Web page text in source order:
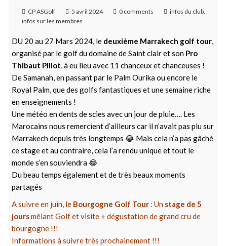
CP ASGolf 5 avril 2024 0 comments infos du club,
infos sur les membres
DU 20 au 27 Mars 2024, le deuxième Marrakech golf tour,
organisé par le golf du domaine de Saint clair et son Pro
Thibaut Pillot, à eu lieu avec 11 chanceux et chanceuses !
De Samanah, en passant par le Palm Ourika ou encore le
Royal Palm, que des golfs fantastiques et une semaine riche
en enseignements !
Une météo en dents de scies avec un jour de pluie…. Les
Marocains nous remercient d’ailleurs car il n’avait pas plu sur
Marrakech depuis très longtemps 😂 Mais cela n’a pas gâché
ce stage et au contraire, cela l’a rendu unique et tout le
monde s’en souviendra 😂
Du beau temps également et de très beaux moments
partagés
A suivre en juin, leBourgogne Golf Tour: Un stage de 5
joursmêlant Golf et visite + dégustation de grand cru de
bourgogne !!!
Informations à suivre très prochainement !!!